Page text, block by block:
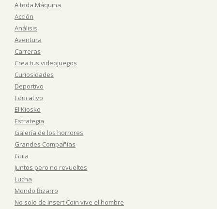
A toda Máquina
Acción
Análisis
Aventura
Carreras
Crea tus videojuegos
Curiosidades
Deportivo
Educativo
El Kiosko
Estrategia
Galería de los horrores
Grandes Compañías
Guia
Juntos pero no revueltos
Lucha
Mondo Bizarro
No solo de Insert Coin vive el hombre